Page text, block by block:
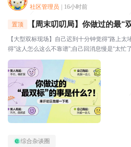
社区管理员 16小时前
置顶 【周末叨叨局】你做过的最“
【大型双标现场】自己迟到十分钟觉得"路上
得"这人怎么这么不靠谱”;自己回消息慢是“太忙
“故意不回我吧”🔥玩法："我对自己
是这么双标。评论区坦...
综合杂谈圈